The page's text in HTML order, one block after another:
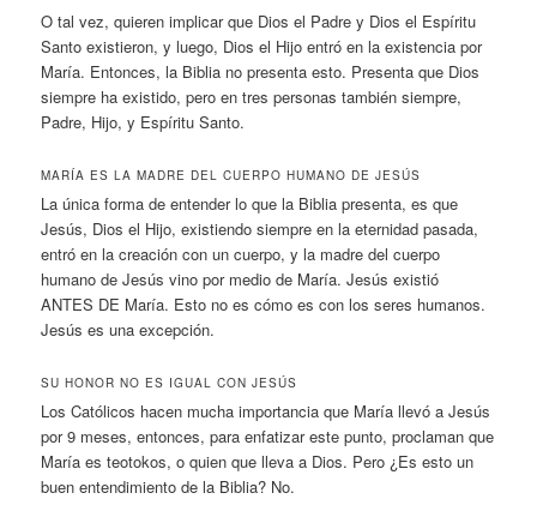
O tal vez, quieren implicar que Dios el Padre y Dios el Espíritu
Santo existieron, y luego, Dios el Hijo entró en la existencia por
María. Entonces, la Biblia no presenta esto. Presenta que Dios
siempre ha existido, pero en tres personas también siempre,
Padre, Hijo, y Espíritu Santo.
MARÍA ES LA MADRE DEL CUERPO HUMANO DE JESÚS
La única forma de entender lo que la Biblia presenta, es que
Jesús, Dios el Hijo, existiendo siempre en la eternidad pasada,
entró en la creación con un cuerpo, y la madre del cuerpo
humano de Jesús vino por medio de María. Jesús existió
ANTES DE María. Esto no es cómo es con los seres humanos.
Jesús es una excepción.
SU HONOR NO ES IGUAL CON JESÚS
Los Católicos hacen mucha importancia que María llevó a Jesús
por 9 meses, entonces, para enfatizar este punto, proclaman que
María es teotokos, o quien que lleva a Dios. Pero ¿Es esto un
buen entendimiento de la Biblia? No.